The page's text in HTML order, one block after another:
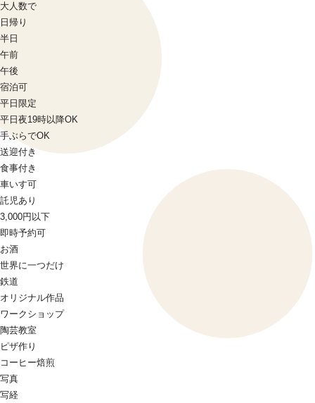
大人数で
日帰り
半日
午前
午後
宿泊可
平日限定
平日夜19時以降OK
手ぶらでOK
送迎付き
食事付き
車いす可
託児あり
3,000円以下
即時予約可
お酒
世界に一つだけ
鉄道
オリジナル作品
ワークショップ
陶芸教室
ピザ作り
コーヒー焙煎
写真
写経